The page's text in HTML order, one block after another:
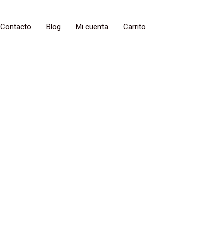
Contacto Blog Mi cuenta Carrito